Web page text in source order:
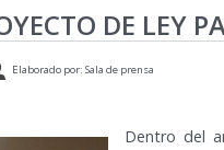
DE LEY
Elaborado por: Sala de prensa
Dentro del